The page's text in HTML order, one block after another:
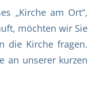
„Kirche am Ort“,
möchten wir Sie
die Kirche fragen.
an unserer kurzen